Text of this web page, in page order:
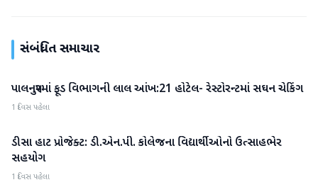
સંબંધિત સમાચાર
બનાસકાંઠા
પાલનપુરમાં ફૂડ વિભાગની લાલ આંખ:21 હોટેલ- રેસ્ટોરન્ટમાં સઘન ચેકિંગ
1 દિવસ પહેલા
બનાસકાંઠા
ડીસા હાટ પ્રોજેક્ટ: ડી.એન.પી. કોલેજના વિદ્યાર્થીઓનો ઉત્સાહભેર
સહયોગ
1 દિવસ પહેલા